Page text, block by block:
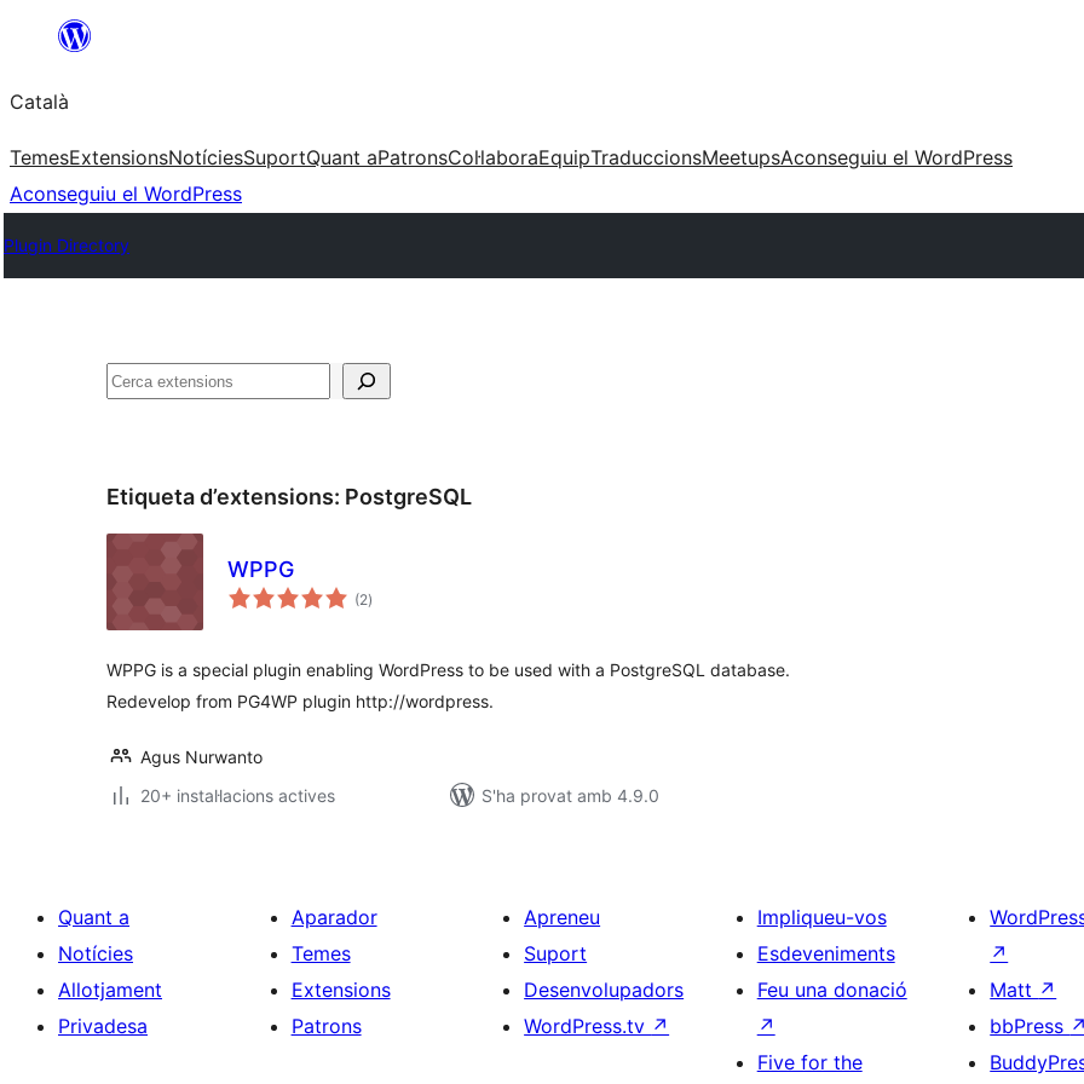
contingut
Català
TemesExtensionsNotíciesSuportQuant aPatronsCol·laboraEquipTraduccionsMeetupsAconseguiu el WordPress
Aconseguiu el WordPress
Plugin Directory
Cerca
Etiqueta d’extensions: PostgreSQL
WPPG
(2puntuacions
totals
)
WPPG is a special plugin enabling WordPress to be used with a PostgreSQL database.
Redevelop from PG4WP plugin http://wordpress.
Agus Nurwanto
20+ instal·lacions actives
S'ha provat amb 4.9.0
Quant a
Notícies
Allotjament
Privadesa
Aparador
Temes
Extensions
Patrons
Apreneu
Suport
Desenvolupadors
WordPress.tv ↗
Impliqueu-vos
Esdeveniments
Feu una donació
↗
Five for the
↗
Matt ↗
bbPress ↗